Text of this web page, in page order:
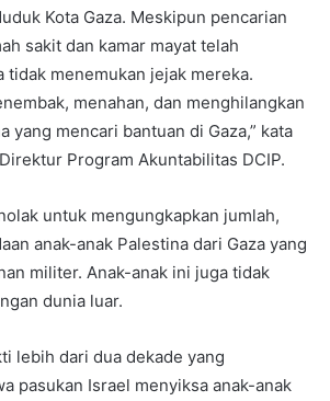
Kota Gaza. Meskipun pencarian
sakit dan kamar mayat telah
tidak menemukan jejak mereka.
menahan, dan menghilangkan
yang mencari bantuan di Gaza,” kata
Program Akuntabilitas DCIP.
untuk mengungkapkan jumlah,
anak-anak Palestina dari Gaza yang
militer. Anak-anak ini juga tidak
dunia luar.
lebih dari dua dekade yang
pasukan Israel menyiksa anak-anak